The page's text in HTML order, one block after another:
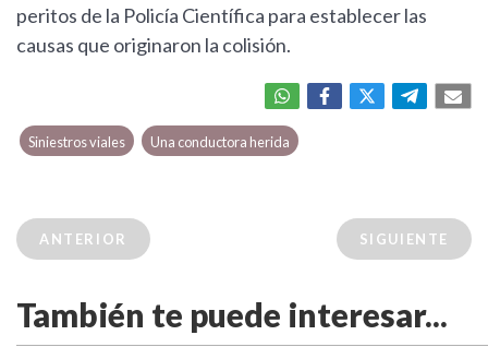
peritos de la Policía Científica para establecer las
causas que originaron la colisión.
Siniestros viales Una conductora herida
ANTERIOR SIGUIENTE
También te puede interesar...